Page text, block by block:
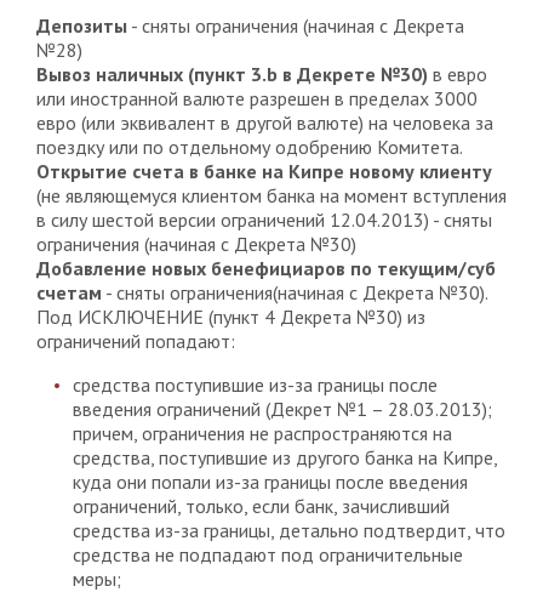
Депозиты - сняты ограничения (начиная с Декрета
№28)
Вывоз наличных (пункт 3.b в Декрете №30) в евро
или иностранной валюте разрешен в пределах 3000
евро (или эквивалент в другой валюте) на человека за
поездку или по отдельному одобрению Комитета.
Открытие счета в банке на Кипре новому клиенту
(не являющемуся клиентом банка на момент вступления
в силу шестой версии ограничений 12.04.2013) - сняты
ограничения (начиная с Декрета №30)
Добавление новых бенефициаров по текущим/суб
счетам - сняты ограничения(начиная с Декрета №30).
Под ИСКЛЮЧЕНИЕ (пункт 4 Декрета №30) из
ограничений попадают:
средства поступившие из-за границы после
введения ограничений (Декрет №1 – 28.03.2013);
причем, ограничения не распространяются на
средства, поступившие из другого банка на Кипре,
куда они попали из-за границы после введения
ограничений, только, если банк, зачисливший
средства из-за границы, детально подтвердит, что
средства не подпадают под ограничительные
меры;